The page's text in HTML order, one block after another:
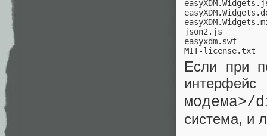
json2.js
easyxdm.swf
MIT-license.txt
Если при
модема>/
система, и